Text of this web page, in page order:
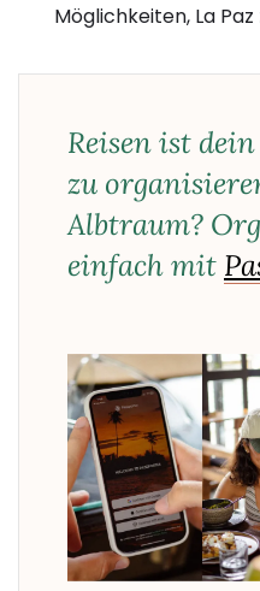
Möglichkeiten, La
Reisen ist
zu
Albtraum?
einfach mit